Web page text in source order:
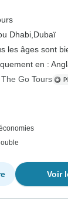
Dhabi, Dubaï
les âges sont
en :
Go Tours
Voir